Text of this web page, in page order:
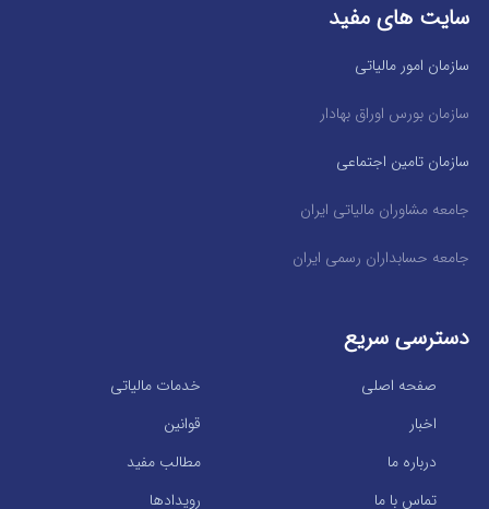
سایت های مفید
سازمان امور مالیاتی
سازمان بورس اوراق بهادار
سازمان تامین اجتماعی
جامعه مشاوران مالیاتی ایران
جامعه حسابداران رسمی ایران
دسترسی سریع
خدمات مالیاتی
صفحه اصلی
قوانین
اخبار
مطالب مفید
درباره ما
رویدادها
تماس با ما